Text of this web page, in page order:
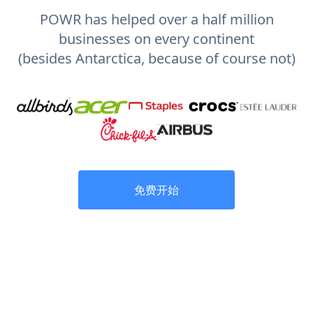
POWR has helped over a half million
businesses on every continent
(besides Antarctica, because of course not)
免费开始